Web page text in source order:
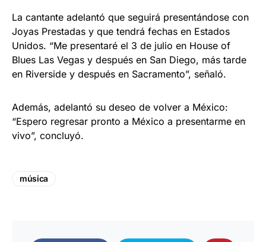
La cantante adelantó que seguirá presentándose con
Joyas Prestadas y que tendrá fechas en Estados
Unidos. “Me presentaré el 3 de julio en House of
Blues Las Vegas y después en San Diego, más tarde
en Riverside y después en Sacramento”, señaló.
Además, adelantó su deseo de volver a México:
“Espero regresar pronto a México a presentarme en
vivo”, concluyó.
música